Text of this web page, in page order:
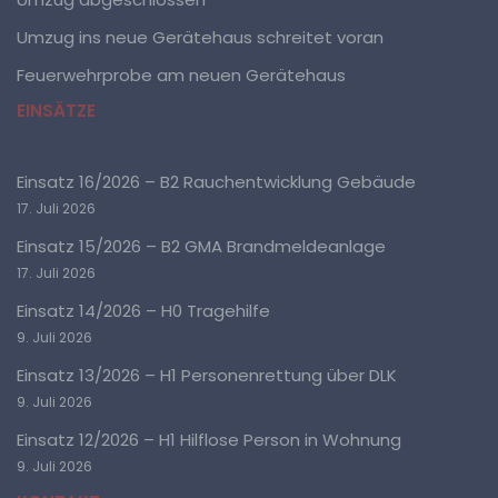
Umzug ins neue Gerätehaus schreitet voran
Feuerwehrprobe am neuen Gerätehaus
EINSÄTZE
Einsatz 16/2026 – B2 Rauchentwicklung Gebäude
17. Juli 2026
Einsatz 15/2026 – B2 GMA Brandmeldeanlage
17. Juli 2026
Einsatz 14/2026 – H0 Tragehilfe
9. Juli 2026
Einsatz 13/2026 – H1 Personenrettung über DLK
9. Juli 2026
Einsatz 12/2026 – H1 Hilflose Person in Wohnung
9. Juli 2026
Profiling ist jede Art der automatisierten Verarbeitung
personenbezogener Daten, die darin besteht, dass
diese personenbezogenen Daten verwendet werden,
um bestimmte persönliche Aspekte, die sich auf eine
natürliche Person beziehen, zu bewerten,
insbesondere, um Aspekte bezüglich Arbeitsleistung,
Person zu analysieren oder vorherzusagen.
f) Pseudonymisierung
Pseudonymisierung ist die Verarbeitung
personenbezogener Daten in einer Weise, auf welche
die personenbezogenen Daten ohne Hinzuziehung
spezifischen betroffenen Person zugeordnet werden
können, sofern diese zusätzlichen Informationen
organisatorischen Maßnahmen unterliegen, die
gewährleisten, dass die personenbezogenen Daten
nicht einer identifizierten oder identifizierbaren
natürlichen Person zugewiesen werden.